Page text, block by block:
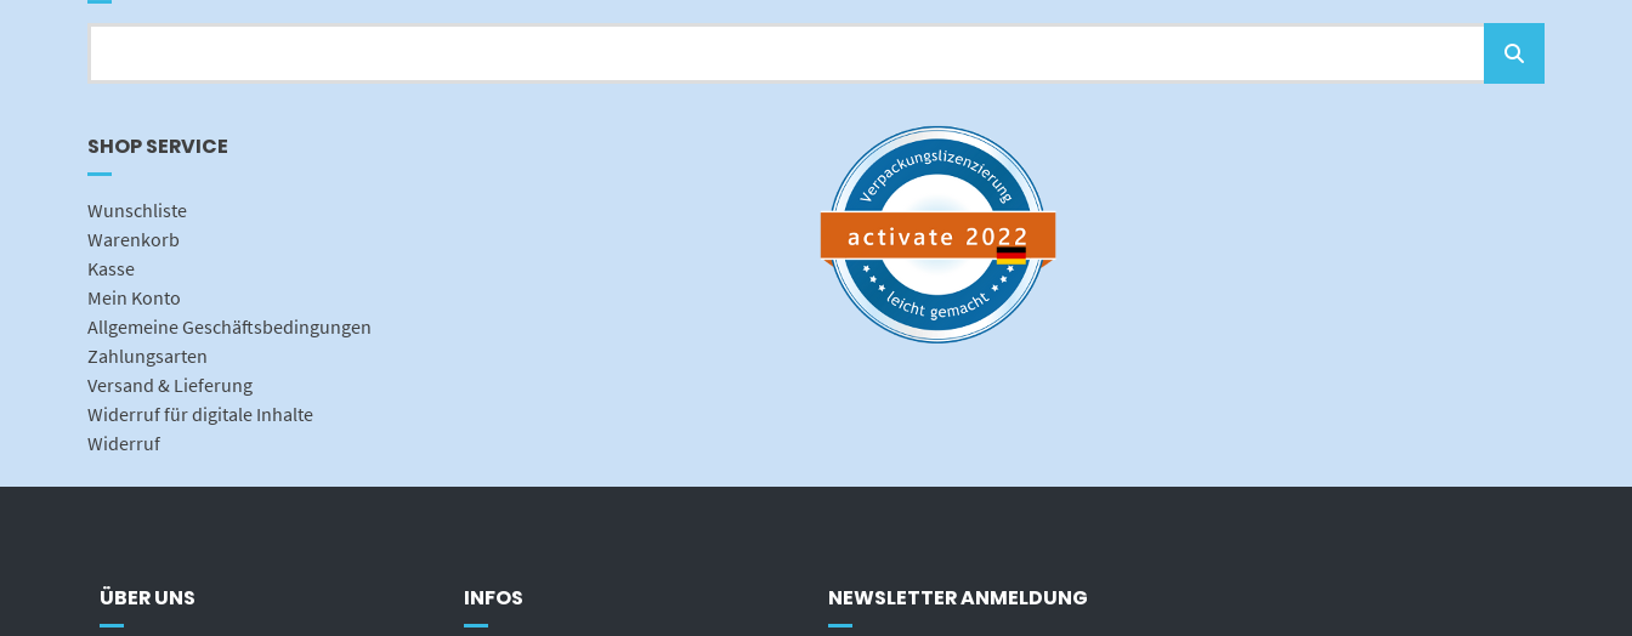
SHOP SERVICE
Wunschliste
Warenkorb
Kasse
Mein Konto
Allgemeine Geschäftsbedingungen
Zahlungsarten
Versand & Lieferung
Widerruf für digitale Inhalte
Widerruf
ÜBER UNS INFOS NEWSLETTER ANMELDUNG